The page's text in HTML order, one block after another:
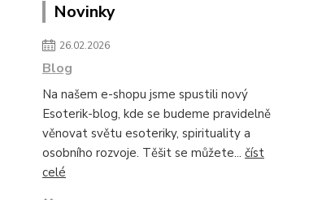
Novinky
26.02.2026
Blog
Na našem e-shopu jsme spustili nový
Esoterik-blog, kde se budeme pravidelně
věnovat světu esoteriky, spirituality a
osobního rozvoje. Těšit se můžete... číst
celé